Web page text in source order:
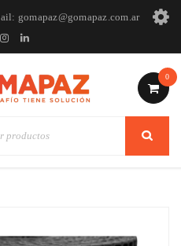
gomapaz@gomapaz.com.ar
0